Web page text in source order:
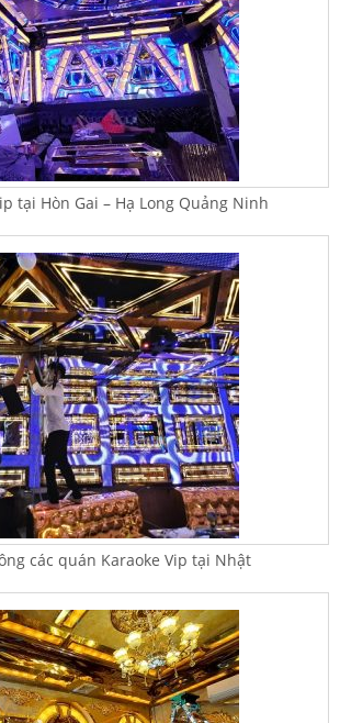
tại Hòn Gai – Hạ Long Quảng Ninh
các quán Karaoke Vip tại Nhật